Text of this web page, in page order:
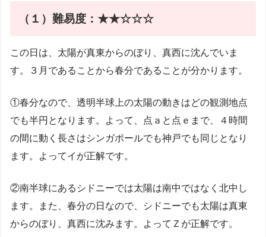
（１）難易度：★★☆☆☆
この日は、太陽が真東からのぼり、真西に沈んでいま
す。３月であることから春分であることが分かります。
①春分なので、透明半球上の太陽の動きはどの観測地点
でも半円となります。よって、点ａと点ｅまで、４時間
の間に動く長さはシンガポールでも神戸でも同じとなり
ます。よってイが正解です。
②南半球にあるシドニーでは太陽は南中ではなく北中し
ます。また、春分の日なので、シドニーでも太陽は真東
からのぼり、真西に沈みます。よってＺが正解です。